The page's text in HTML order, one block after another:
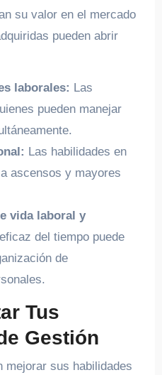
su valor en el mercado
pueden abrir
laborales: Las
pueden manejar
Las habilidades en
ascensos y mayores
vida laboral y
del tiempo puede
de
Tus
Gestión
mejorar sus habilidades